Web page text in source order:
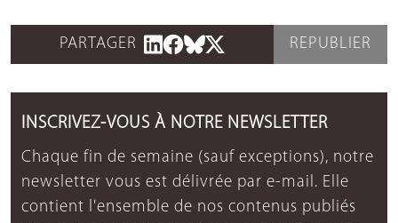
PARTAGER REPUBLIER
INSCRIVEZ-VOUS À NOTRE NEWSLETTER
Chaque fin de semaine (sauf exceptions), notre
newsletter vous est délivrée par e-mail. Elle
contient l'ensemble de nos contenus publiés